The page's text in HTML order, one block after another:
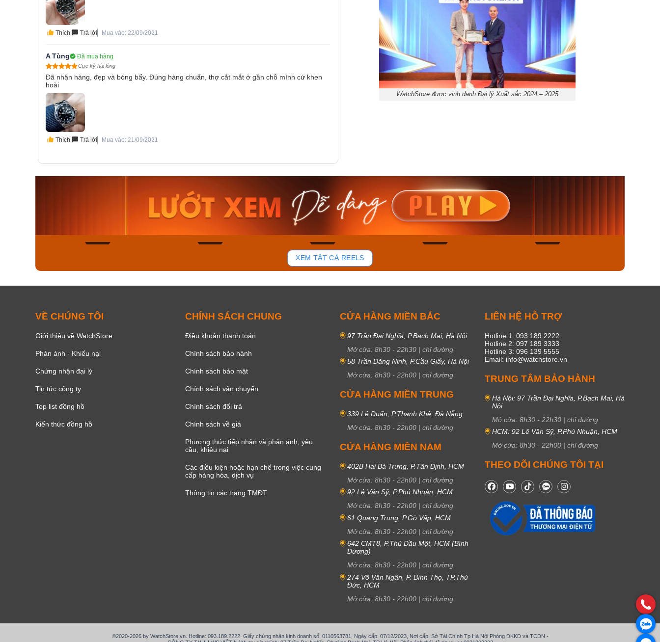
Thích Trả lời Mua vào: 22/09/2021
A Tùng Đã mua hàng
Cực kỳ hài lòng
Đã nhận hàng, đẹp và bóng bẩy. Đúng hàng chuẩn, thợ cắt mắt ở gần chỗ mình cứ khen
hoài
Thích Trả lời Mua vào: 21/09/2021
WatchStore được vinh danh Đại lý Xuất sắc 2024 – 2025
Casio Nam MTS-
115D-1AVDF
2.823.000₫
2.399.550₫
Mua ngay
42
Casio Nam MTS-
RS100L-1AVDF
4.276.000₫
3.634.600₫
Casio Unisex AQ-
230EL-1ADF
2.117.000₫
1.799.450₫
Mua ngay
XEM TẤT CẢ REELS
VỀ CHÚNG TÔI
Giới thiệu về WatchStore
Phản ánh - Khiếu nại
Chứng nhận đại lý
Tin tức công ty
Top list đồng hồ
Kiến thức đồng hồ
CHÍNH SÁCH CHUNG
Điều khoản thanh toán
Chính sách bảo hành
Chính sách bảo mật
Chính sách vận chuyển
Chính sách đổi trả
Chính sách về giá
Phương thức tiếp nhận và phản ánh, yêu
cầu, khiêu nại
Các điều kiện hoặc hạn chế trong việc cung
cấp hàng hóa, dịch vụ
Thông tin các trang TMĐT
CỬA HÀNG MIỀN BẮC
97 Trần Đại Nghĩa, P.Bạch Mai, Hà Nội
Mở cửa: 8h30 - 22h30 | chỉ đường
58 Trần Đăng Ninh, P.Cầu Giấy, Hà Nội
Mở cửa: 8h30 - 22h00 | chỉ đường
CỬA HÀNG MIỀN TRUNG
339 Lê Duẩn, P.Thanh Khê, Đà Nẵng
Mở cửa: 8h30 - 22h00 | chỉ đường
CỬA HÀNG MIỀN NAM
402B Hai Bà Trưng, P.Tân Định, HCM
Mở cửa: 8h30 - 22h00 | chỉ đường
92 Lê Văn Sỹ, P.Phú Nhuận, HCM
Mở cửa: 8h30 - 22h00 | chỉ đường
61 Quang Trung, P.Gò Vấp, HCM
Mở cửa: 8h30 - 22h00 | chỉ đường
642 CMT8, P.Thủ Dầu Một, HCM (Bình
Dương)
Mở cửa: 8h30 - 22h00 | chỉ đường
274 Võ Văn Ngân, P. Bình Thọ, TP.Thủ
Đức, HCM
Mở cửa: 8h30 - 22h00 | chỉ đường
LIÊN HỆ HỖ TRỢ
Hotline 1: 093 189 2222
Hotline 2: 097 189 3333
Hotline 3: 096 139 5555
Email: info@watchstore.vn
TRUNG TÂM BẢO HÀNH
Hà Nội: 97 Trần Đại Nghĩa, P.Bạch Mai, Hà
Nội
Mở cửa: 8h30 - 22h30 | chỉ đường
HCM: 92 Lê Văn Sỹ, P.Phú Nhuận, HCM
Mở cửa: 8h30 - 22h00 | chỉ đường
THEO DÕI CHÚNG TÔI TẠI
©2020-2026 by WatchStore.vn. Hotline: 093.189.2222. Giấy chứng nhận kinh doanh số: 0110563781, Ngày cấp: 07/12/2023, Nơi cấp: Sở Tài Chính Tp Hà Nội Phòng ĐKKD và TCDN -